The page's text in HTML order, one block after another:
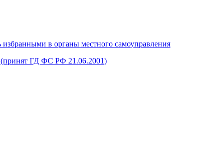
в органы местного самоуправления
ГД ФС РФ 21.06.2001)